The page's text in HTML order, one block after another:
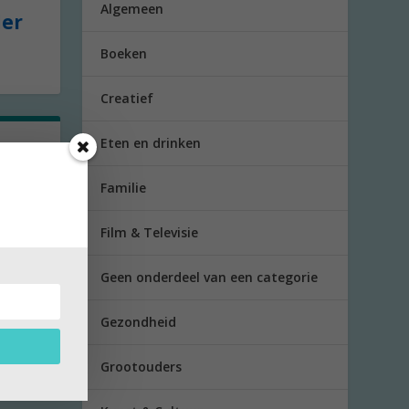
Algemeen
Boeken
Creatief
Eten en drinken
Familie
Film & Televisie
Geen onderdeel van een categorie
Gezondheid
Grootouders